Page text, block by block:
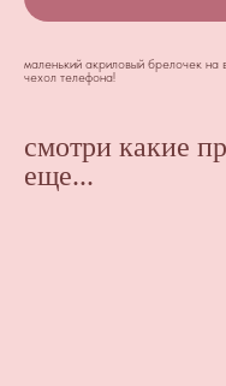
маленький акриловый брелочек на
чехол телефона!
смотри какие
еще...